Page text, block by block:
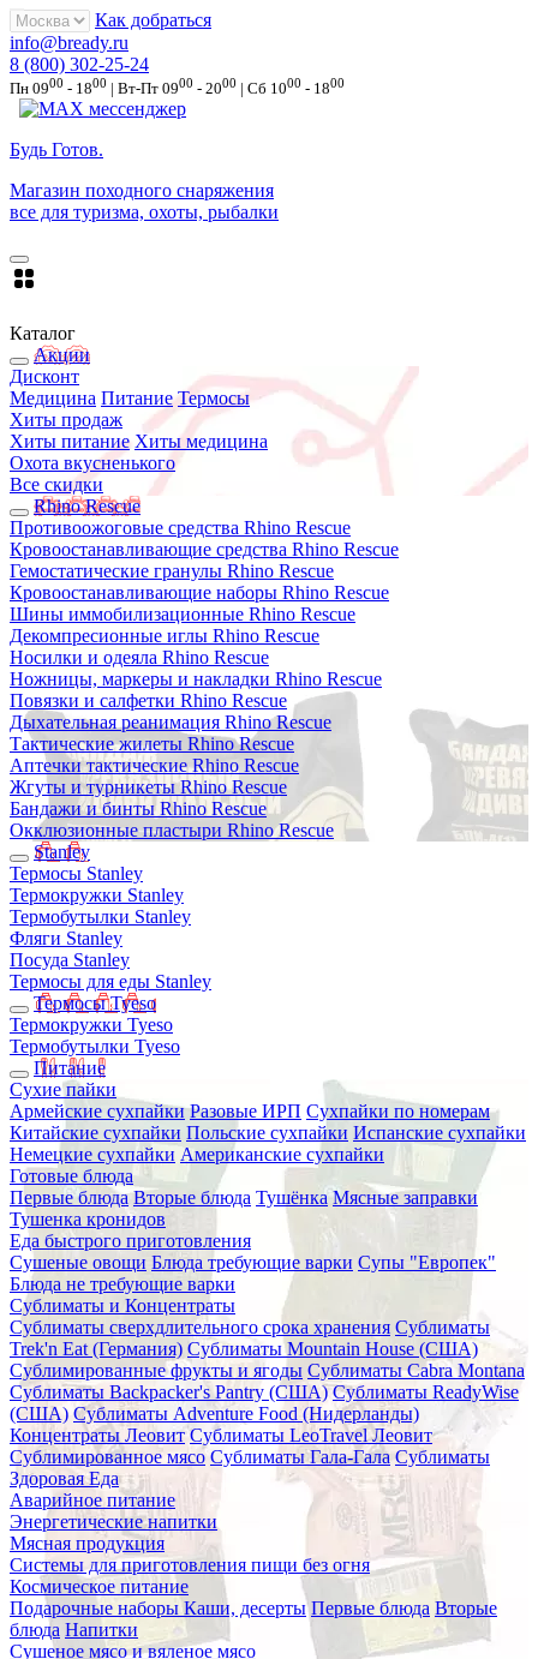
Как добраться
info@bready.ru
8 (800) 302-25-24
Пн 0900 - 1800 | Вт-Пт 0900 - 2000 | Сб 1000 - 1800
Будь Готов.
Магазин походного снаряжения
все для туризма, охоты, рыбалки
Каталог
Акции
Дисконт
Медицина Питание Термосы
Хиты продаж
Хиты питание Хиты медицина
Охота вкусненького
Все скидки
Rhino Rescue
Противоожоговые средства Rhino Rescue
Кровоостанавливающие средства Rhino Rescue
Гемостатические гранулы Rhino Rescue
Кровоостанавливающие наборы Rhino Rescue
Шины иммобилизационные Rhino Rescue
Декомпресионные иглы Rhino Rescue
Носилки и одеяла Rhino Rescue
Ножницы, маркеры и накладки Rhino Rescue
Повязки и салфетки Rhino Rescue
Дыхательная реанимация Rhino Rescue
Тактические жилеты Rhino Rescue
Аптечки тактические Rhino Rescue
Жгуты и турникеты Rhino Rescue
Бандажи и бинты Rhino Rescue
Окклюзионные пластыри Rhino Rescue
Stanley
Термосы Stanley
Термокружки Stanley
Термобутылки Stanley
Фляги Stanley
Посуда Stanley
Термосы для еды Stanley
Термосы Tyeso
Термокружки Tyeso
Термобутылки Tyeso
Питание
Сухие пайки
Армейские сухпайки Разовые ИРП Сухпайки по номерам
Китайские сухпайки Польские сухпайки Испанские сухпайки
Немецкие сухпайки Американские сухпайки
Готовые блюда
Первые блюда Вторые блюда Тушёнка Мясные заправки
Тушенка кронидов
Еда быстрого приготовления
Сушеные овощи Блюда требующие варки Супы "Европек"
Блюда не требующие варки
Сублиматы и Концентраты
Сублиматы сверхдлительного срока хранения Сублиматы
Trek'n Eat (Германия) Сублиматы Mountain House (США)
Сублимированные фрукты и ягоды Сублиматы Cabra Montana
Сублиматы Backpacker's Pantry (США) Сублиматы ReadyWise
(США) Сублиматы Adventure Food (Нидерланды)
Концентраты Леовит Сублиматы LeoTravel Леовит
Сублимированное мясо Сублиматы Гала-Гала Сублиматы
Здоровая Еда
Аварийное питание
Энергетические напитки
Мясная продукция
Системы для приготовления пищи без огня
Космическое питание
Подарочные наборы Каши, десерты Первые блюда Вторые
блюда Напитки
Сушеное мясо и вяленое мясо